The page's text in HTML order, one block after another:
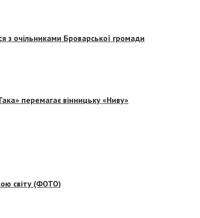
з очільниками Броварської громади
перемагає вінницьку «Ниву»
світу (ФОТО)